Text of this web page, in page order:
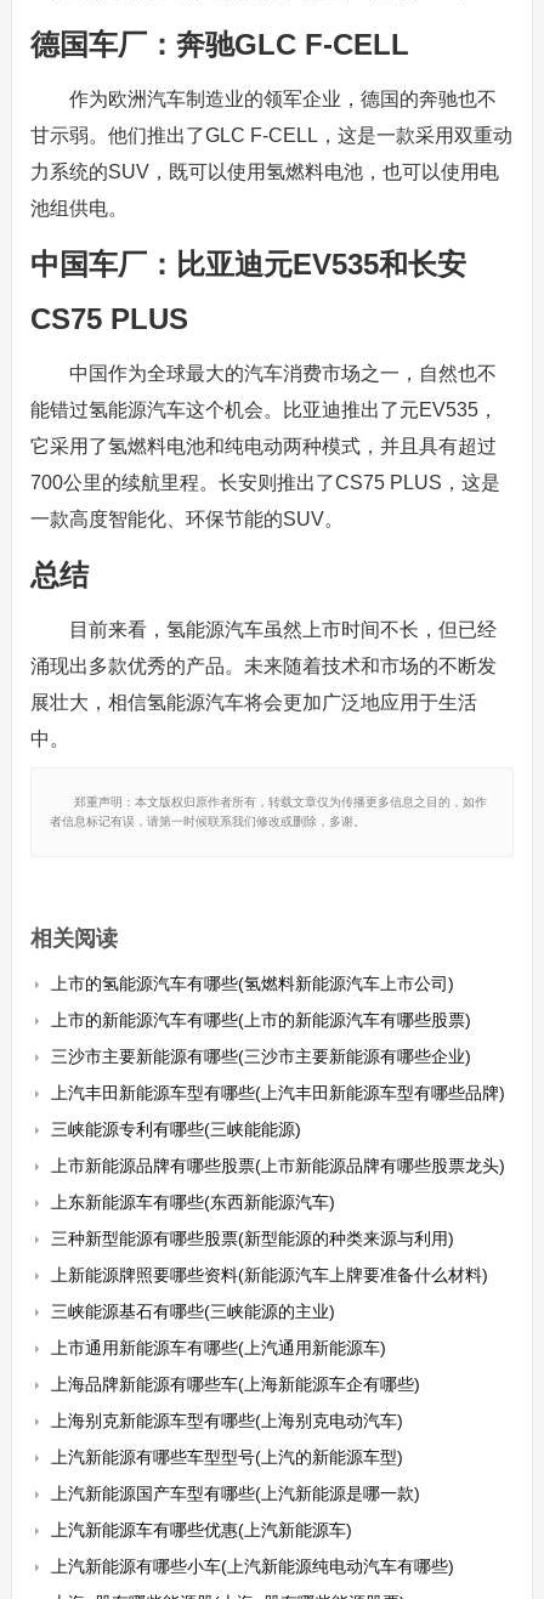
德国车厂：奔驰GLC F-CELL
作为欧洲汽车制造业的领军企业，德国的奔驰也不
甘示弱。他们推出了GLC F-CELL，这是一款采用双重动
力系统的SUV，既可以使用氢燃料电池，也可以使用电
池组供电。
中国车厂：比亚迪元EV535和长安
CS75 PLUS
中国作为全球最大的汽车消费市场之一，自然也不
能错过氢能源汽车这个机会。比亚迪推出了元EV535，
它采用了氢燃料电池和纯电动两种模式，并且具有超过
700公里的续航里程。长安则推出了CS75 PLUS，这是
一款高度智能化、环保节能的SUV。
总结
目前来看，氢能源汽车虽然上市时间不长，但已经
涌现出多款优秀的产品。未来随着技术和市场的不断发
展壮大，相信氢能源汽车将会更加广泛地应用于生活
中。
郑重声明：本文版权归原作者所有，转载文章仅为传播更多信息之目的，如作
者信息标记有误，请第一时候联系我们修改或删除，多谢。
相关阅读
上市的氢能源汽车有哪些(氢燃料新能源汽车上市公司)
上市的新能源汽车有哪些(上市的新能源汽车有哪些股票)
三沙市主要新能源有哪些(三沙市主要新能源有哪些企业)
上汽丰田新能源车型有哪些(上汽丰田新能源车型有哪些品牌)
三峡能源专利有哪些(三峡能能源)
上市新能源品牌有哪些股票(上市新能源品牌有哪些股票龙头)
上东新能源车有哪些(东西新能源汽车)
三种新型能源有哪些股票(新型能源的种类来源与利用)
上新能源牌照要哪些资料(新能源汽车上牌要准备什么材料)
三峡能源基石有哪些(三峡能源的主业)
上市通用新能源车有哪些(上汽通用新能源车)
上海品牌新能源有哪些车(上海新能源车企有哪些)
上海别克新能源车型有哪些(上海别克电动汽车)
上汽新能源有哪些车型型号(上汽的新能源车型)
上汽新能源国产车型有哪些(上汽新能源是哪一款)
上汽新能源车有哪些优惠(上汽新能源车)
上汽新能源有哪些小车(上汽新能源纯电动汽车有哪些)